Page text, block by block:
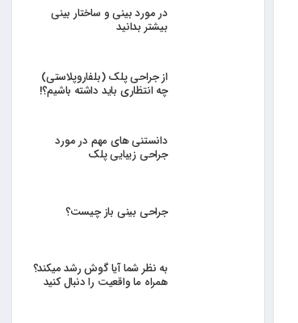
در مورد بینی و ساختار بینی
بیشتر بدانید
از جراحی پلک (بلفاروپلاستی)
چه انتظاری باید داشته باشیم؟!
دانستنی های مهم در مورد
جراحی زیبایی پلک
جراحی بینی باز چیست؟
به نظر شما آیا گوش رشد میکند؟
همراه ما واقعیت را دنبال کنید